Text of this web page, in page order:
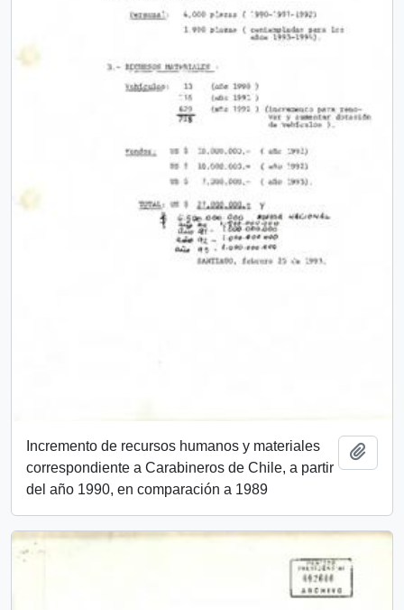
Incremento de recursos humanos y materiales
correspondiente a Carabineros de Chile, a partir
del año 1990, en comparación a 1989